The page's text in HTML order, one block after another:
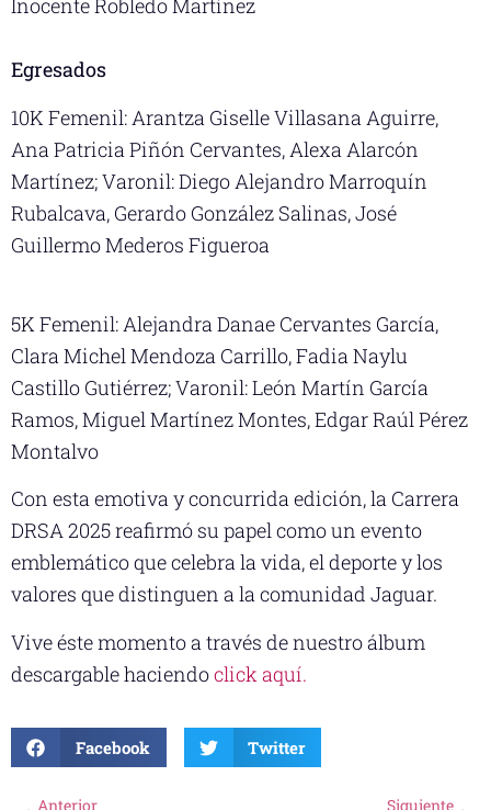
Inocente Robledo Martínez
Egresados
10K Femenil: Arantza Giselle Villasana Aguirre,
Ana Patricia Piñón Cervantes, Alexa Alarcón
Martínez; Varonil: Diego Alejandro Marroquín
Rubalcava, Gerardo González Salinas, José
Guillermo Mederos Figueroa
5K Femenil: Alejandra Danae Cervantes García,
Clara Michel Mendoza Carrillo, Fadia Naylu
Castillo Gutiérrez; Varonil: León Martín García
Ramos, Miguel Martínez Montes, Edgar Raúl Pérez
Montalvo
Con esta emotiva y concurrida edición, la Carrera
DRSA 2025 reafirmó su papel como un evento
emblemático que celebra la vida, el deporte y los
valores que distinguen a la comunidad Jaguar.
Vive éste momento a través de nuestro álbum
descargable haciendoclick aquí.
Facebook Twitter
Anterior Siguiente